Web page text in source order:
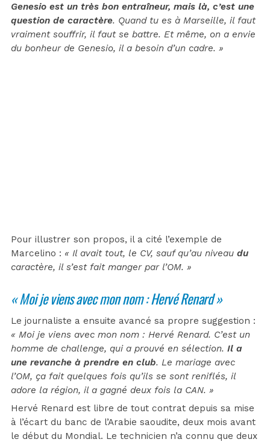
Genesio est un très bon entraîneur, mais là, c’est une
question de caractère. Quand tu es à Marseille, il faut
vraiment souffrir, il faut se battre. Et même, on a envie
du bonheur de Genesio, il a besoin d’un cadre. »
Pour illustrer son propos, il a cité l’exemple de
Marcelino : « Il avait tout, le CV, sauf qu’au niveau du
caractère, il s’est fait manger par l’OM. »
« Moi je viens avec mon nom : Hervé Renard »
Le journaliste a ensuite avancé sa propre suggestion :
« Moi je viens avec mon nom : Hervé Renard. C’est un
homme de challenge, qui a prouvé en sélection. Il a
une revanche à prendre en club. Le mariage avec
l’OM, ça fait quelques fois qu’ils se sont reniflés, il
adore la région, il a gagné deux fois la CAN. »
Hervé Renard est libre de tout contrat depuis sa mise
à l’écart du banc de l’Arabie saoudite, deux mois avant
le début du Mondial. Le technicien n’a connu que deux